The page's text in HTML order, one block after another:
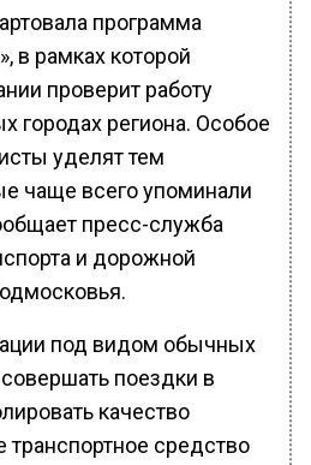
программа
в рамках которой
проверит работу
городах региона. Особое
уделят тем
чаще всего упоминали
пресс-служба
и дорожной
под видом обычных
поездки в
качество
средство